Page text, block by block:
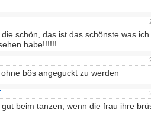
schön, das ist das schönste was
habe!!!!!!
bös angeguckt zu werden
beim tanzen, wenn die frau ihre